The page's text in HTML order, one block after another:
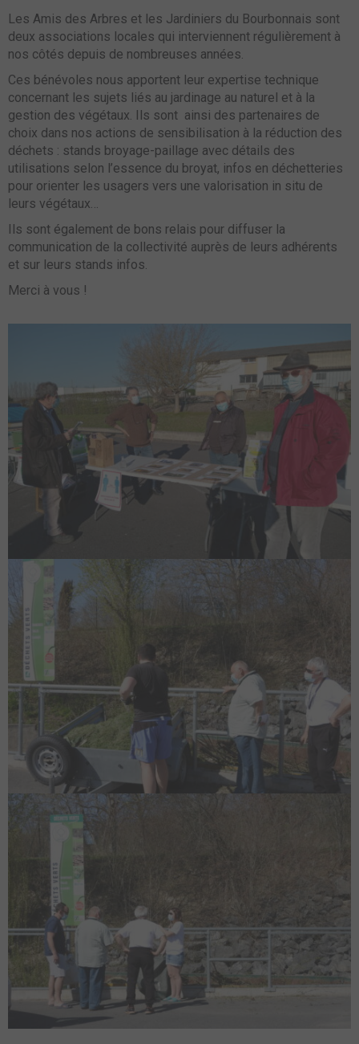
Les Amis des Arbres et les Jardiniers du Bourbonnais sont
deux associations locales qui interviennent régulièrement à
nos côtés depuis de nombreuses années.
Ces bénévoles nous apportent leur expertise technique
concernant les sujets liés au jardinage au naturel et à la
gestion des végétaux. Ils sont ainsi des partenaires de
choix dans nos actions de sensibilisation à la réduction des
déchets : stands broyage-paillage avec détails des
utilisations selon l’essence du broyat, infos en déchetteries
pour orienter les usagers vers une valorisation in situ de
leurs végétaux…
Ils sont également de bons relais pour diffuser la
communication de la collectivité auprès de leurs adhérents
et sur leurs stands infos.
Merci à vous !